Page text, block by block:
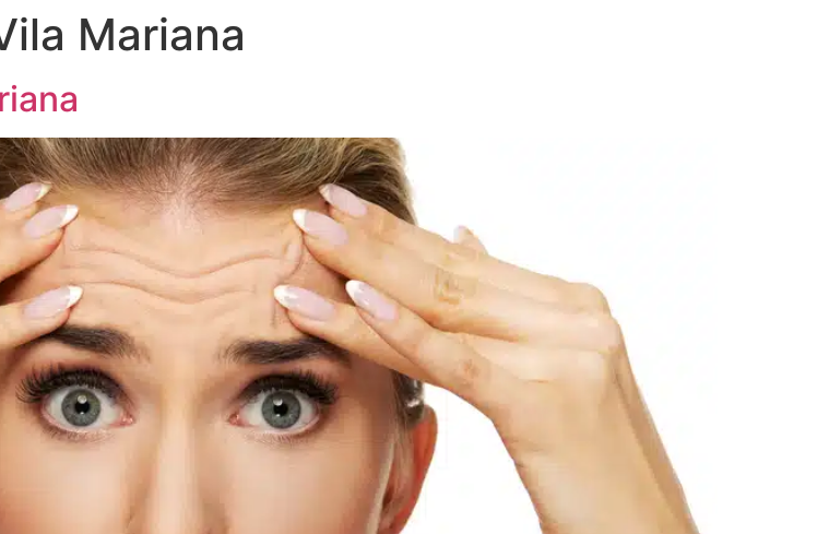
Mariana